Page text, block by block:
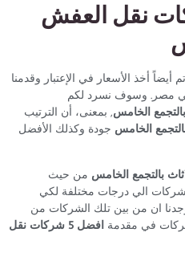
نقل العفش
أخذ الأسعار في الإعتبار وقدمنا
مصر. وسوف نسرد لكم
الخامس, بمعنى، أن الترتيب
الخامس جودة وكذلك الأفضل
بالتجمع الخامس من حيث
الي درجات مختلفة لكي
ان من بين تلك الشركات من
في مقدمة
افضل 5 شركات نقل